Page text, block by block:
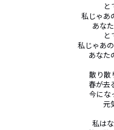
と
私じゃあ
あな
と
私じゃあ
あなた
散り散
春が去
今にな
元
私は